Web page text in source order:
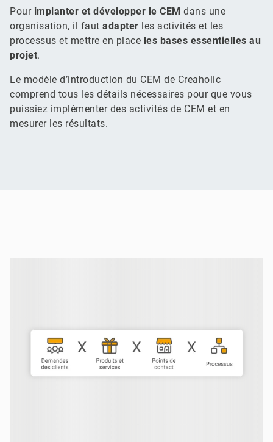
Pour implanter et développer le CEM dans une
organisation, il faut adapter les activités et les
processus et mettre en place les bases essentielles au
projet.
Le modèle d’introduction du CEM de Creaholic
comprend tous les détails nécessaires pour que vous
puissiez implémenter des activités de CEM et en
mesurer les résultats.